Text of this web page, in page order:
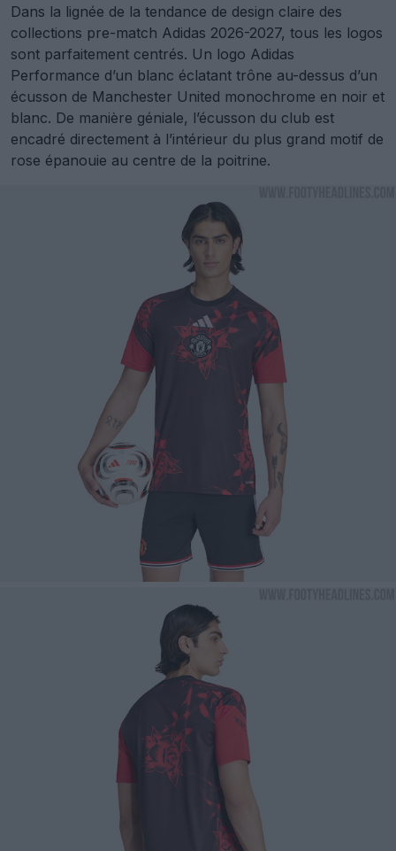
Dans la lignée de la tendance de design claire des
collections pre-match Adidas 2026-2027, tous les logos
sont parfaitement centrés. Un logo Adidas
Performance d’un blanc éclatant trône au-dessus d’un
écusson de Manchester United monochrome en noir et
blanc. De manière géniale, l’écusson du club est
encadré directement à l’intérieur du plus grand motif de
rose épanouie au centre de la poitrine.